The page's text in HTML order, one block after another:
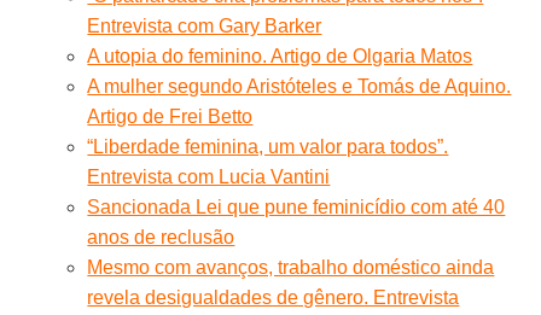
Entrevista com Gary Barker
A utopia do feminino. Artigo de Olgaria Matos
A mulher segundo Aristóteles e Tomás de Aquino.
Artigo de Frei Betto
“Liberdade feminina, um valor para todos”.
Entrevista com Lucia Vantini
Sancionada Lei que pune feminicídio com até 40
anos de reclusão
Mesmo com avanços, trabalho doméstico ainda
revela desigualdades de gênero. Entrevista